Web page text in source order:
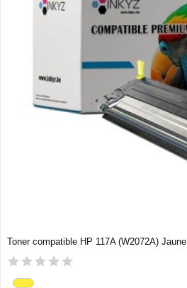
Toner compatible HP 117A (W2072A) Jaune